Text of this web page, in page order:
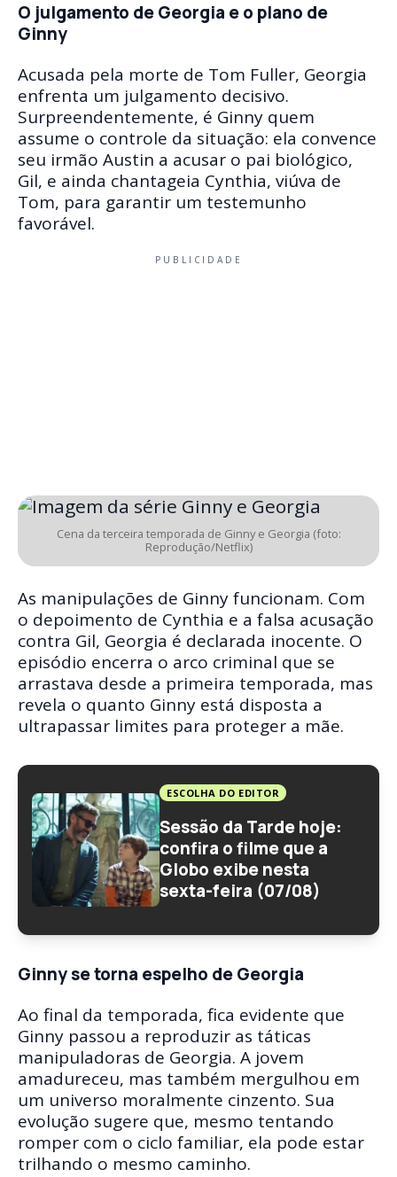
O julgamento de Georgia e o plano de
Ginny
Acusada pela morte de Tom Fuller, Georgia
enfrenta um julgamento decisivo.
Surpreendentemente, é Ginny quem
assume o controle da situação: ela convence
seu irmão Austin a acusar o pai biológico,
Gil, e ainda chantageia Cynthia, viúva de
Tom, para garantir um testemunho
favorável.
PUBLICIDADE
Cena da terceira temporada de Ginny e Georgia (foto:
Reprodução/Netflix)
As manipulações de Ginny funcionam. Com
o depoimento de Cynthia e a falsa acusação
contra Gil, Georgia é declarada inocente. O
episódio encerra o arco criminal que se
arrastava desde a primeira temporada, mas
revela o quanto Ginny está disposta a
ultrapassar limites para proteger a mãe.
ESCOLHA DO EDITOR
Sessão da Tarde hoje:
confira o filme que a
Globo exibe nesta
sexta-feira (07/08)
Ginny se torna espelho de Georgia
Ao final da temporada, fica evidente que
Ginny passou a reproduzir as táticas
manipuladoras de Georgia. A jovem
amadureceu, mas também mergulhou em
um universo moralmente cinzento. Sua
evolução sugere que, mesmo tentando
romper com o ciclo familiar, ela pode estar
trilhando o mesmo caminho.